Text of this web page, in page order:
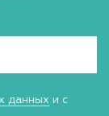
данных и с